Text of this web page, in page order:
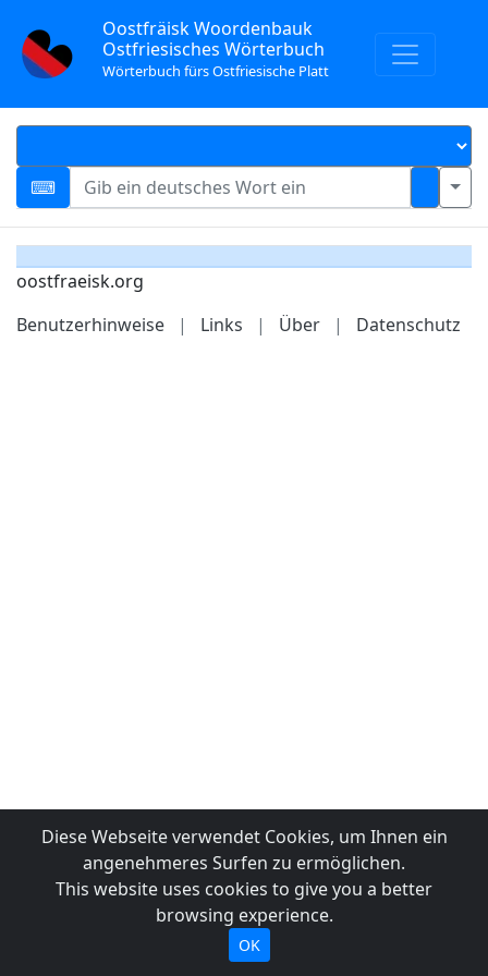
Oostfräisk Woordenbauk
Ostfriesisches Wörterbuch
Wörterbuch fürs Ostfriesische Platt
oostfraeisk.org
Benutzerhinweise
| Links | Über | Datenschutz
Diese Webseite verwendet Cookies, um Ihnen ein
angenehmeres Surfen zu ermöglichen.
This website uses cookies to give you a better
browsing experience.
OK